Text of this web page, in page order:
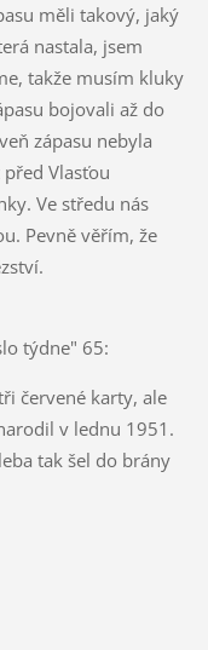
měli takový, jaký
nastala, jsem
takže musím kluky
bojovali až do
zápasu nebyla
Vlasťou
Ve středu nás
Pevně věřím, že
týdne" 65:
červené karty, ale
v lednu 1951.
tak šel do brány